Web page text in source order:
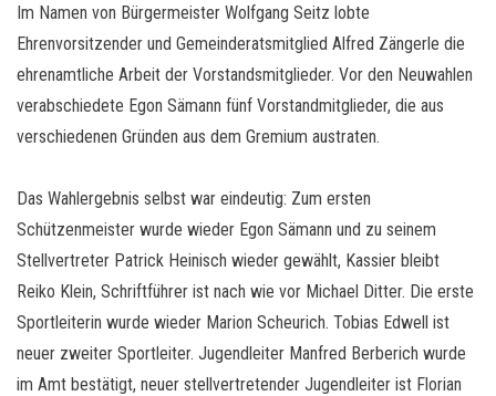
Im Namen von Bürgermeister Wolfgang Seitz lobte
Ehrenvorsitzender und Gemeinderatsmitglied Alfred Zängerle die
ehrenamtliche Arbeit der Vorstandsmitglieder. Vor den Neuwahlen
verabschiedete Egon Sämann fünf Vorstandmitglieder, die aus
verschiedenen Gründen aus dem Gremium austraten.
Das Wahlergebnis selbst war eindeutig: Zum ersten
Schützenmeister wurde wieder Egon Sämann und zu seinem
Stellvertreter Patrick Heinisch wieder gewählt, Kassier bleibt
Reiko Klein, Schriftführer ist nach wie vor Michael Ditter. Die erste
Sportleiterin wurde wieder Marion Scheurich. Tobias Edwell ist
neuer zweiter Sportleiter. Jugendleiter Manfred Berberich wurde
im Amt bestätigt, neuer stellvertretender Jugendleiter ist Florian